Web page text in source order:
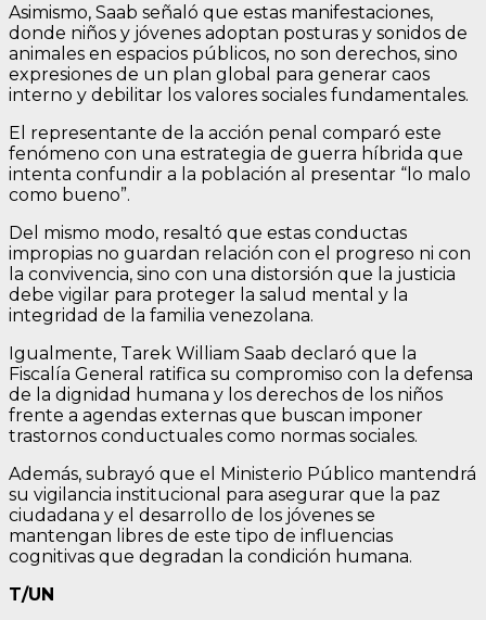
Asimismo, Saab señaló que estas manifestaciones,
donde niños y jóvenes adoptan posturas y sonidos de
animales en espacios públicos, no son derechos, sino
expresiones de un plan global para generar caos
interno y debilitar los valores sociales fundamentales.
El representante de la acción penal comparó este
fenómeno con una estrategia de guerra híbrida que
intenta confundir a la población al presentar “lo malo
como bueno”.
Del mismo modo, resaltó que estas conductas
impropias no guardan relación con el progreso ni con
la convivencia, sino con una distorsión que la justicia
debe vigilar para proteger la salud mental y la
integridad de la familia venezolana.
Igualmente, Tarek William Saab declaró que la
Fiscalía General ratifica su compromiso con la defensa
de la dignidad humana y los derechos de los niños
frente a agendas externas que buscan imponer
trastornos conductuales como normas sociales.
Además, subrayó que el Ministerio Público mantendrá
su vigilancia institucional para asegurar que la paz
ciudadana y el desarrollo de los jóvenes se
mantengan libres de este tipo de influencias
cognitivas que degradan la condición humana.
T/UN